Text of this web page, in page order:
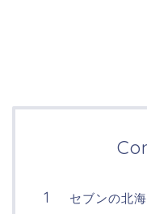
セブンの北